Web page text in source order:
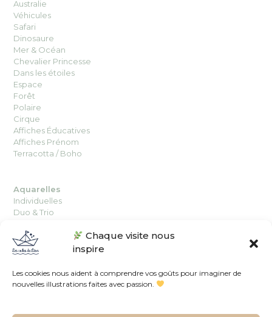
Chaque visite nous
inspire
Les cookies nous aident à comprendre vos goûts pour imaginer de
nouvelles illustrations faites avec passion.
Australie
Véhicules
Safari
Dinosaure
Mer & Océan
Chevalier Princesse
Dans les étoiles
Espace
Forêt
Polaire
Cirque
Affiches Éducatives
Affiches Prénom
Terracotta / Boho
Aquarelles
Individuelles
Duo &Trio
Affiches
Duo & Trio